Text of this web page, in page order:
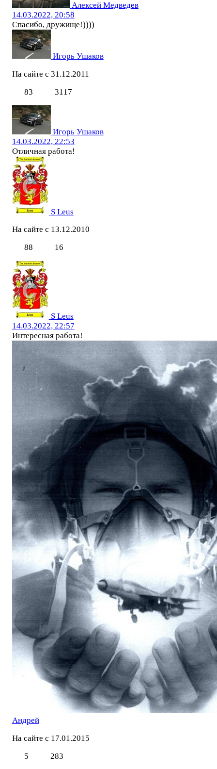
Алексей Медведев
14.03.2022, 20:58
Спасибо, дружище!))))
Игорь Ушаков
На сайте с 31.12.2011
83
3117
Игорь Ушаков
14.03.2022, 22:53
Отличная работа!
S Leus
На сайте с 13.12.2010
88
16
S Leus
14.03.2022, 22:57
Интересная работа!
Андрей
На сайте с 17.01.2015
5
283